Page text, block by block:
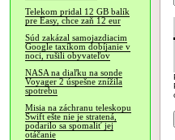
Telekom pridal 12 GB balík
pre Easy, chce zaň 12 eur
Súd zakázal samojazdiacim
Google taxíkom dobíjanie v
noci, rušili obyvateľov
NASA na diaľku na sonde
Voyager 2 úspešne znížila
spotrebu
Misia na záchranu teleskopu
Swift ešte nie je stratená,
podarilo sa spomaliť jej
otáčanie